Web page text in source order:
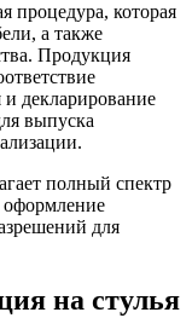
процедура, которая
а также
Продукция
и декларирование
выпуска
полный спектр
оформление
для
на стулья